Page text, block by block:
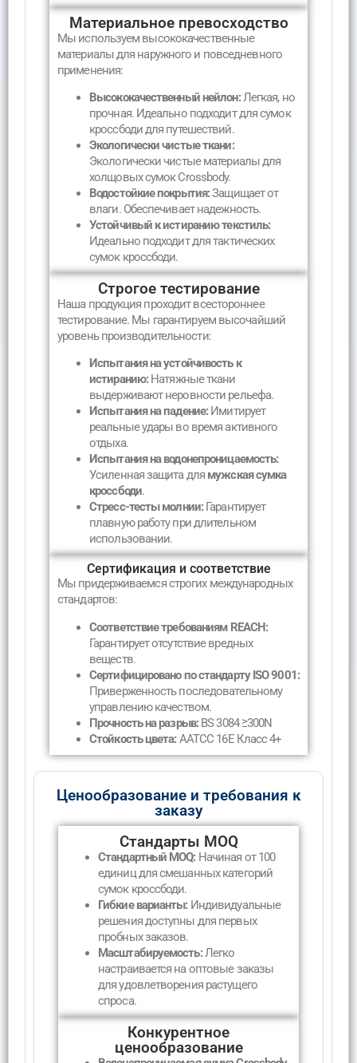
Материальное превосходство
Мы используем высококачественные
материалы для наружного и повседневного
применения:
Высококачественный нейлон:Легкая, но
прочная. Идеально подходит для сумок
кроссбоди для путешествий.
Экологически чистые ткани:
Экологически чистые материалы для
холщовых сумок Crossbody.
Водостойкие покрытия:Защищает от
влаги. Обеспечивает надежность.
Устойчивый к истиранию текстиль:
Идеально подходит для тактических
сумок кроссбоди.
Строгое тестирование
Наша продукция проходит всестороннее
тестирование. Мы гарантируем высочайший
уровень производительности:
Испытания на устойчивость к
истиранию: Натяжные ткани
выдерживают неровности рельефа.
Испытания на падение: Имитирует
реальные удары во время активного
отдыха.
Испытания на водонепроницаемость:
Усиленная защита для мужская сумка
кроссбоди.
Стресс-тесты молнии: Гарантирует
плавную работу при длительном
использовании.
Сертификация и соответствие
Мы придерживаемся строгих международных
стандартов:
Соответствие требованиям REACH:
Гарантирует отсутствие вредных
веществ.
Сертифицировано по стандарту ISO 9001:
Приверженность последовательному
управлению качеством.
Прочность на разрыв: BS 3084 ≥300N
Стойкость цвета: AATCC 16E Класс 4+
Ценообразование и требования к
заказу
Стандарты MOQ
Стандартный MOQ: Начиная от 100
единиц для смешанных категорий
сумок кроссбоди.
Гибкие варианты: Индивидуальные
решения доступны для первых
пробных заказов.
Масштабируемость:Легко
настраивается на оптовые заказы
для удовлетворения растущего
спроса.
Конкурентное
ценообразование